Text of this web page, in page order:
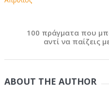
100 πράγματα που
αντί να παίζεις
ABOUT THE AUTHOR